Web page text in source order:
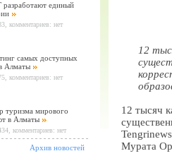
разработают единый
комментариев: нет
самых доступных
Алматы
комментариев: нет
туризма мирового
в Алматы
комментариев: нет
Архив новостей
12
12 тысяч
Мурата